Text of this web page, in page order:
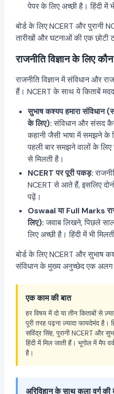
पेपर के लिए अच्छी है। हिंदी में
बोर्ड के लिए NCERT और पुरानी
तारीखों और घटनाओं की एक छोटी
राजनीति विज्ञान के लिए
राजनीति विज्ञान में संविधान और
हैं। NCERT के साथ ये किताबें
सुभाष कश्यप हमारा संविधान
के लिए):संविधान और संसद
कहानी जैसी भाषा में समझने के
पहली बार समझने वालों के
से मिलती है।
NCERT पर पूरी पकड़:
NCERT से आते हैं, इसलिए
पढ़ें।
Oswaal या Full Marks
लिए):जवाब लिखने, पिछले
लिए अच्छी है। हिंदी में भी
बोर्ड के लिए NCERT और सुभाष
संविधान के मुख्य अनुच्छेद एक अलग
एक काम की बात
हर विषय में दो या तीन किताबों से
पूरी तरह पढ़ना ज़्यादा फायदेमंद है।
सविंद्र सिंह, पुरानी NCERT और
हिंदी में मिल जाती हैं। भूगोल में मैप
है।
अरिविहान के साथ कला वर्ग की